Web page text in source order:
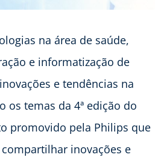
na área de saúde,
e informatização de
e tendências na
os temas da 4ª edição do
promovido pela Philips que
inovações e